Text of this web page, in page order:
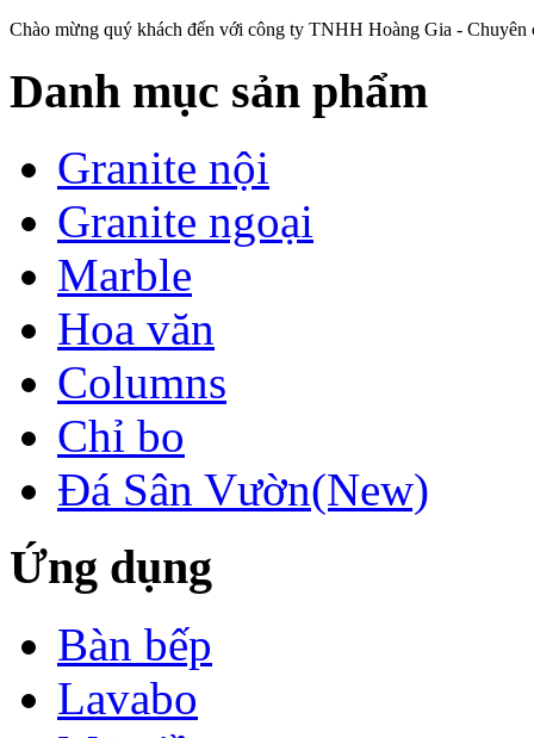
Chào mừng quý khách đến với công ty TNHH Hoàng Gia -
Danh mục sản phẩm
Granite nội
Granite ngoại
Marble
Hoa văn
Columns
Chỉ bo
Đá Sân Vườn(New)
Ứng dụng
Bàn bếp
Lavabo
LÀM CẦU THANG
BẰNG ĐÁ
Làm cầu thang